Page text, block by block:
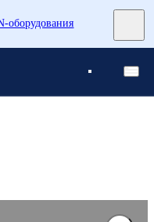
оборудования